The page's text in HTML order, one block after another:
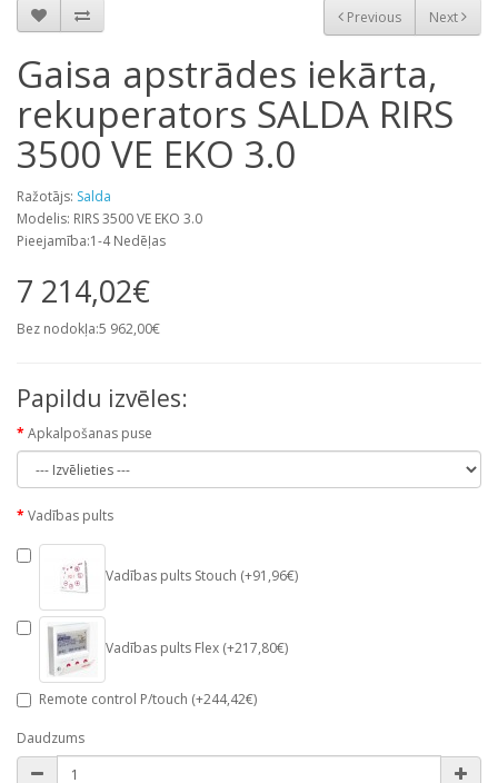
Previous Next
Gaisa apstrādes iekārta,
rekuperators SALDA RIRS
3500 VE EKO 3.0
Ražotājs: Salda
Modelis: RIRS 3500 VE EKO 3.0
Pieejamība:1-4 Nedēļas
7 214,02€
Bez nodokļa:5 962,00€
Papildu izvēles:
Apkalpošanas puse
Vadības pults
Vadības pults Stouch (+91,96€)
Vadības pults Flex (+217,80€)
Remote control P/touch (+244,42€)
Daudzums